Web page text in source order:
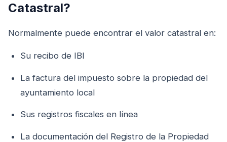
Catastral?
Normalmente puede encontrar el valor catastral en:
Su recibo de IBI
La factura del impuesto sobre la propiedad del
ayuntamiento local
Sus registros fiscales en línea
La documentación del Registro de la Propiedad